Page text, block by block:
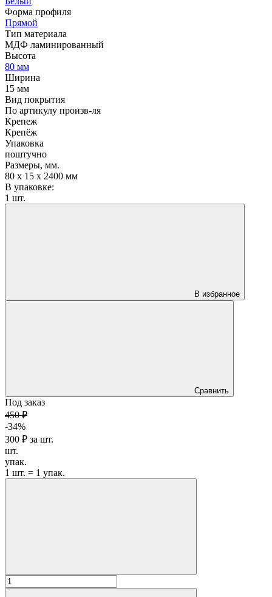
Форма профиля
Прямой
Тип материала
МДФ ламинированный
Высота
80 мм
Ширина
15 мм
Вид покрытия
По артикулу произв-ля
Крепеж
Крепёж
Упаковка
поштучно
Размеры, мм.
80 х 15 х 2400 мм
В упаковке:
1 шт.
В избранное
Сравнить
Под заказ
450 ₽
-34%
300 ₽ за шт.
шт.
упак.
1 шт. = 1 упак.